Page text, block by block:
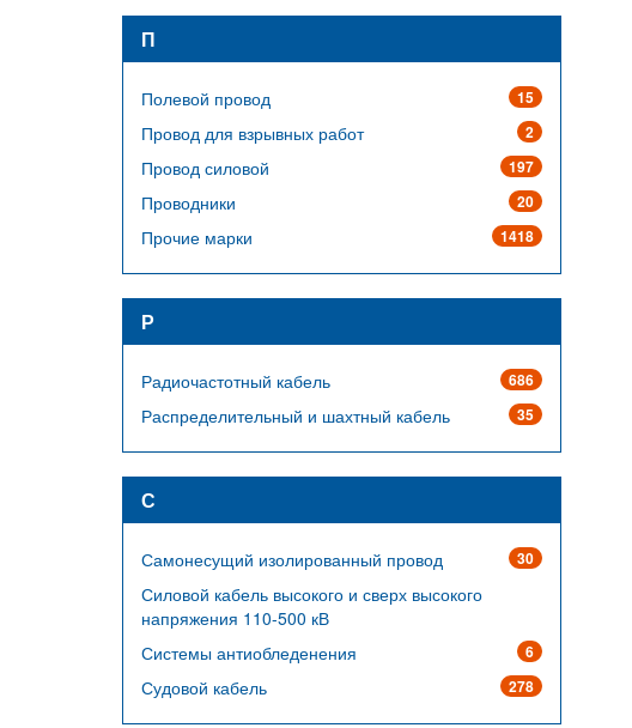
П
15
Полевой провод
2
Провод для взрывных работ
197
Провод силовой
20
Проводники
1418
Прочие марки
Р
686
Радиочастотный кабель
35
Распределительный и шахтный кабель
С
30
Самонесущий изолированный провод
Силовой кабель высокого и сверх высокого
напряжения 110-500 кВ
6
Системы антиобледенения
278
Судовой кабель